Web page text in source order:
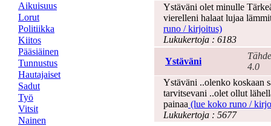
Aikuisuus
Lorut
Politiikka
Kiitos
Pääsiäinen
Tunnustus
Hautajaiset
Sadut
Työ
Vitsit
Nainen
Ystäväni olet minulle
vierelleni halaat lujaa
runo / kirjoitus)
Lukukertoja : 6183
Ystäväni
4.0
Ystäväni ..olenko koskaan
tarvitsevani ..olet ollut
painaa (lue koko runo /
Lukukertoja : 5677